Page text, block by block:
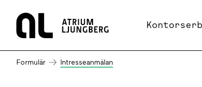
Hem
Formulär Intresseanmälan